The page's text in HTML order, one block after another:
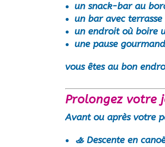
unsnack-bar au
unbar avec
un endroit où boire
une pause
vous êtes au bon
Prolongez votre
Avant ou après votre
🚣 Descente en